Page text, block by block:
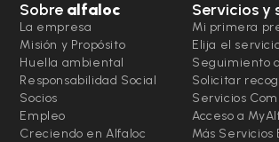
Sobre alfaloc
La empresa
Misión y Propósito
Huella ambiental
Responsabilidad Social
Socios
Empleo
Creciendo en Alfaloc
Servicios y
Mi primera
Elija el
Seguimiento
Solicitar
Servicios
Acceso a
Más Servicios